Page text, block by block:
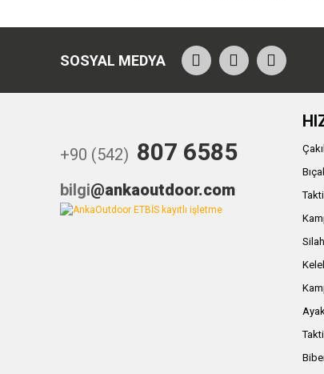
SOSYAL MEDYA
+90 (542) 807 6585
bilgi@ankaoutdoor.com
Silah